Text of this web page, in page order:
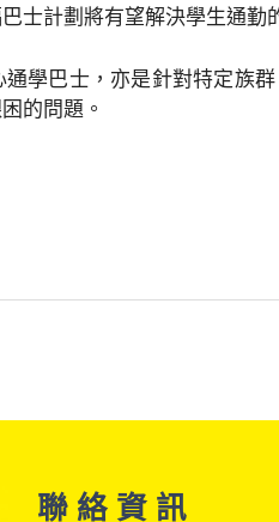
士計劃將有望解決學生通勤
學巴士，亦是針對特定族
的問題。
聯 絡 資 訊